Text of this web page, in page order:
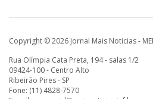
Copyright © 2026 Jornal Mais Noticias - MEI
Rua Olímpia Cata Preta, 194 - salas 1/2
09424-100 - Centro Alto
Ribeirão Pires - SP
Fone: (11) 4828-7570